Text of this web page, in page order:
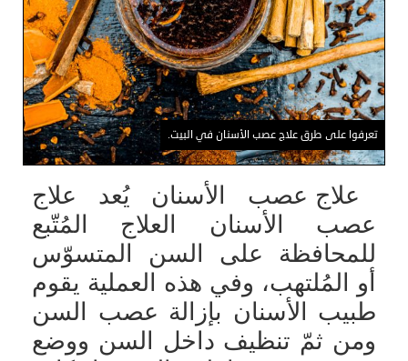
تعرفوا على طرق علاج عصب الأسنان في البيت.
علاج عصب الأسنان يُعد علاج
عصب الأسنان
العلاج المُتّبع
للمحافظة على السن المتسوّس
أو المُلتهب، وفي هذه العملية يقوم
طبيب الأسنان بإزالة عصب السن
ومن ثمّ تنظيف داخل السن ووضع